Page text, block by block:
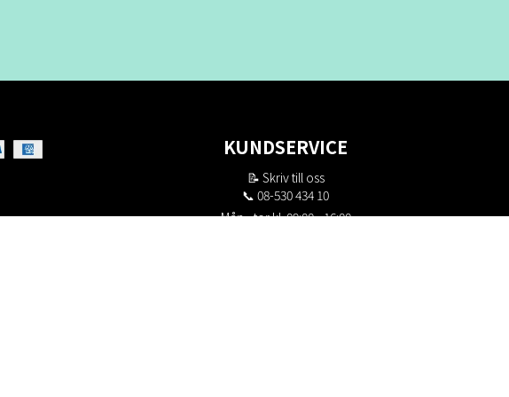
KUNDSERVICE
📝 Skriv till oss
📞 08-530 434 10
Mån - tor kl. 09:00 - 16:00